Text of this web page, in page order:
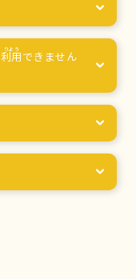
利用 できません